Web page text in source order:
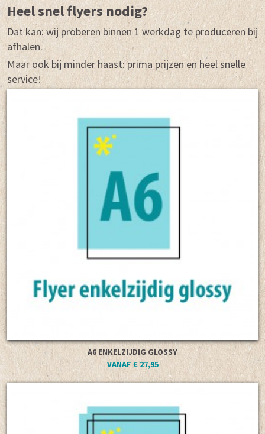
Heel snel flyers nodig?
Dat kan: wij proberen binnen 1 werkdag te produceren bij
afhalen.
Maar ook bij minder haast: prima prijzen en heel snelle
service!
A6 ENKELZIJDIG GLOSSY
VANAF € 27,95